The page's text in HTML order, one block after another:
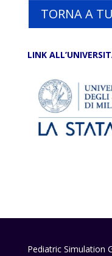
TORNA A
LINK
Pediatric Simulation